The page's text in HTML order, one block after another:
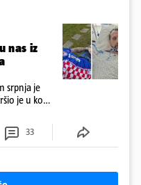
nas iz
srpnja je
je u komi.
'Imamo
33